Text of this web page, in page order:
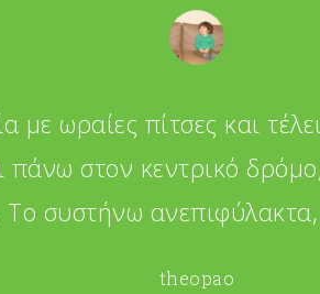
με ωραίες πίτσες και
πάνω στον κεντρικό
Το συστήνω
theopao